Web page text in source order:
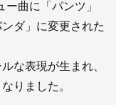
曲に「パンツ」
ダ」に変更された
な表現が生まれ、
りました。